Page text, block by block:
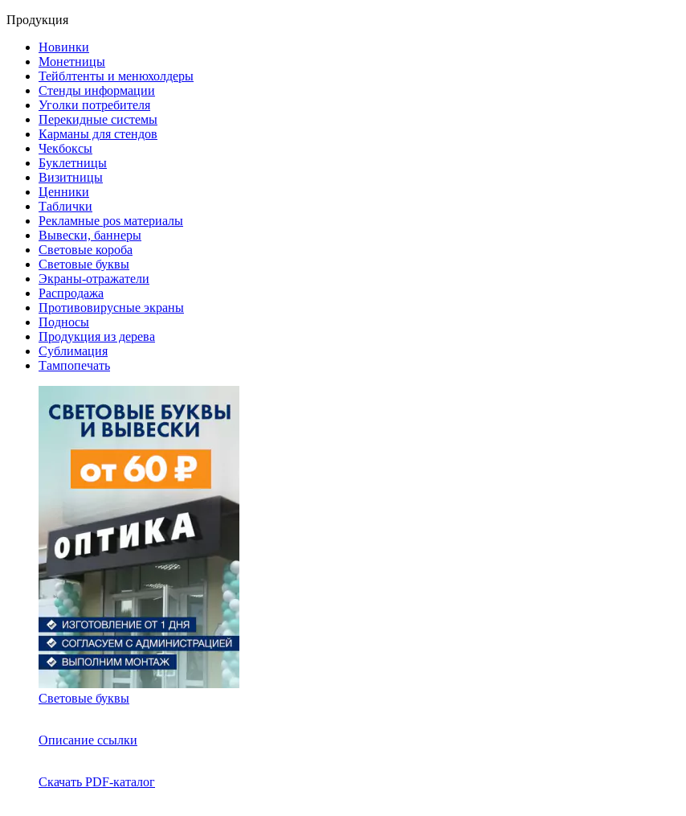
Продукция
Новинки
Монетницы
Тейблтенты и менюхолдеры
Стенды информации
Уголки потребителя
Перекидные системы
Карманы для стендов
Чекбоксы
Буклетницы
Визитницы
Ценники
Таблички
Рекламные pos материалы
Вывески, баннеры
Световые короба
Световые буквы
Экраны-отражатели
Распродажа
Противовирусные экраны
Подносы
Продукция из дерева
Сублимация
Тампопечать
Световые буквы
Описание ссылки
Скачать PDF-каталог